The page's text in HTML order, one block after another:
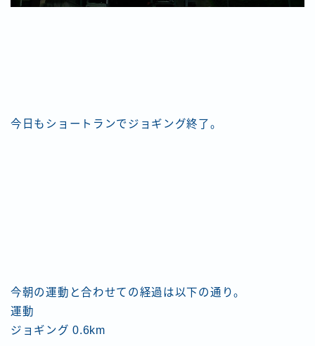
今日もショートランでジョギング終了。
今朝の運動と合わせての経過は以下の通り。
運動
ジョギング 0.6km